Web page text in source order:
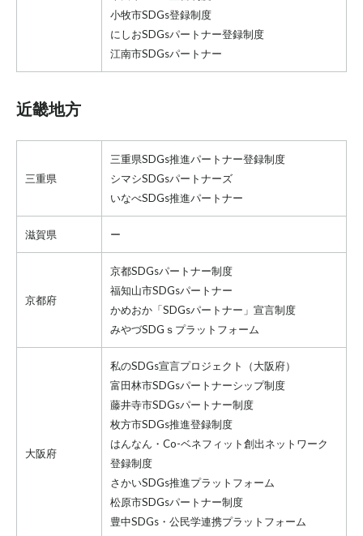
小牧市SDGs登録制度
にしおSDGsパートナー登録制度
江南市SDGsパートナー
近畿地方
三重県
三重県SDGs推進パートナー登録制度
シマシSDGsパートナーズ
いなべSDGs推進パートナー
滋賀県 ー
京都府
京都SDGsパートナー制度
福知山市SDGsパートナー
かめおか「SDGsパートナー」宣言制度
みやづSDGｓプラットフォーム
大阪府
私のSDGs宣言プロジェクト
（大阪府）
富田林市SDGsパートナーシップ制度
藤井寺市SDGsパートナー制度
枚方市SDGs推進登録制度
はんなん・Co-ベネフィット創出ネットワーク
登録制度
さかいSDGs推進プラットフォーム
松原市SDGsパートナー制度
豊中SDGs・公民学連携プラットフォーム